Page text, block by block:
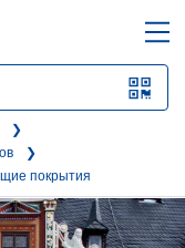
QR-
покрытия